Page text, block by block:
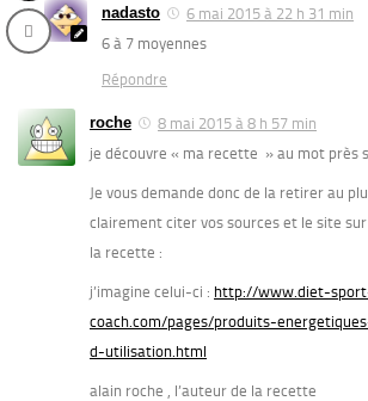
nadasto
6 mai 2015 à 22 h 31 min
6 à 7 moyennes
Répondre
roche
8 mai 2015 à 8 h 57 min
je découvre « ma recette » au mot près
Je vous demande donc de la retirer au
clairement citer vos sources et le site
la recette :
j’imagine celui-ci : http://www.diet-
coach.com/pages/produits-
d-utilisation.html
alain roche , l’auteur de la recette